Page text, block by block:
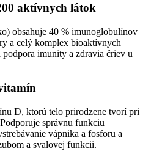
aktívnych látok
obsahuje 40 % imunoglobulínov
a celý komplex bioaktívnych
imunity a zdravia čriev u
D, ktorú telo prirodzene tvorí pri
správnu funkciu
vápnika a fosforu a
a svalovej funkcii.